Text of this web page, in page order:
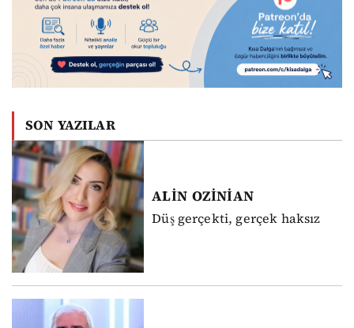
SON YAZILAR
ALİN OZİNİAN
Düş gerçekti, gerçek haksız